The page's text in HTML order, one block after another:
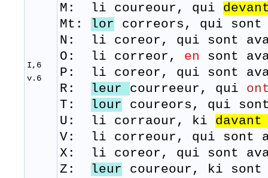
I,6
v.6
M:
li coureour, qui
Mt:
lor correors, qui sont
N: li coreor, qui sont
O: li correor, en sont
P: li coreor, qui sont
R: ​
leur courreeur, qui
T:
lour coureors, qui
U: li corraour, ki
V: li correour, qui sont
X: li coreor, qui sont
Z:
leur coureour, ki sont